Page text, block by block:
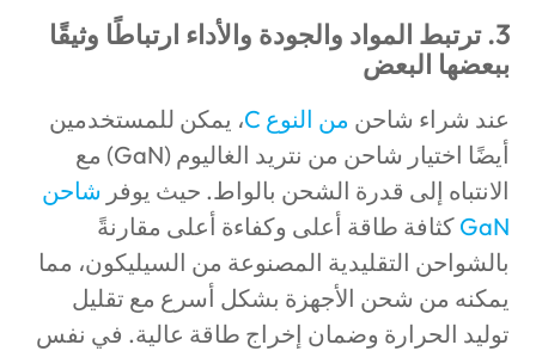
3. ترتبط المواد والجودة والأداء ارتباطًا وثيقًا
ببعضها البعض
عند شراء شاحن من النوع C
، يمكن للمستخدمين
أيضًا اختيار شاحن من نتريد الغاليوم (GaN) مع
الانتباه إلى قدرة الشحن بالواط. حيث يوفر شاحن
GaN كثافة طاقة أعلى وكفاءة أعلى مقارنةً
بالشواحن التقليدية المصنوعة من السيليكون، مما
يمكنه من شحن الأجهزة بشكل أسرع مع تقليل
توليد الحرارة وضمان إخراج طاقة عالية. في نفس